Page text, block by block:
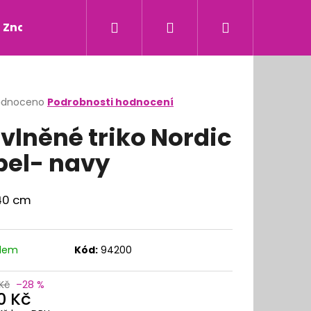
Značky Přihlášení
Podrobnosti hodnocení
triko Nordic
navy
cm
Kód: 94200
–28 %
Kč